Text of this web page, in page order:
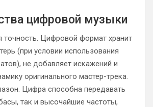
цифровой музыки
точность. Цифровой формат хранит
(при условии использования
не добавляет искажений и
оригинального мастер-трека.
Цифра способна передавать
так и высочайшие частоты,